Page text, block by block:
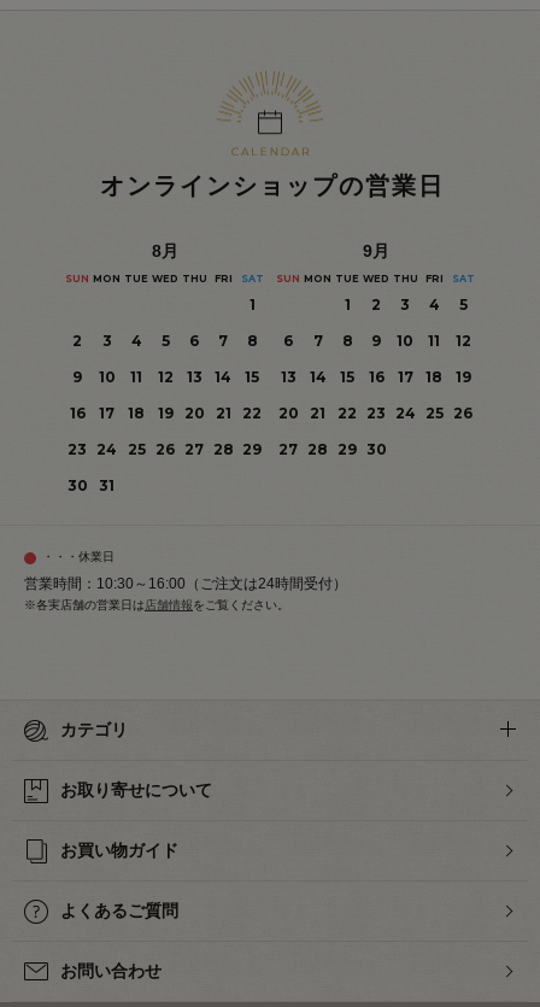
オンラインショップの営業日
8月
SUN MON TUE WED THU FRI SAT
1
2
3 4 5 6 7
8
9
10 11 12 13 14
15
16
17 18 19 20 21
22
23
24 25 26 27 28 29
30
31
9月
SUN MON TUE WED THU FRI SAT
1 2 3 4
5
6
7 8 9 10 11
12
13
14 15 16 17 18
19
20
21 22 23 24 25
26
27 28 29 30
・・・休業日
営業時間：10:30～16:00（ご注文は24時間受付）
※各実店舗の営業日は店舗情報をご覧ください。
カテゴリ
お取り寄せについて
お買い物ガイド
よくあるご質問
お問い合わせ